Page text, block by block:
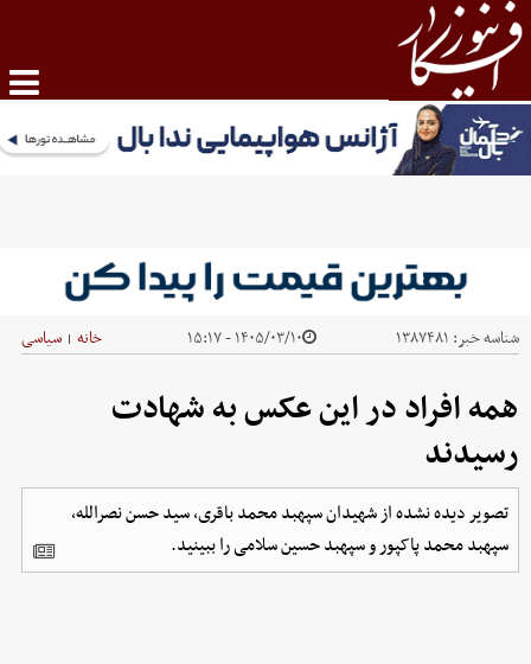
شناسه خبر: ۱۳۸۷۴۸۱ ۱۴۰۵/۰۳/۱۰ - ۱۵:۱۷ خانه | سیاسی
همه افراد در این عکس به شهادت
رسیدند
تصویر دیده نشده از شهیدان سپهبد محمد باقری، سید حسن نصرالله،
سپهبد محمد پاکپور و سپهبد حسین سلامی را ببینید.